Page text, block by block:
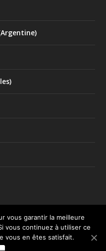
Légales| Créé par
Impact
vous garantir la meilleure
vous continuez à utiliser ce
vous en êtes satisfait.